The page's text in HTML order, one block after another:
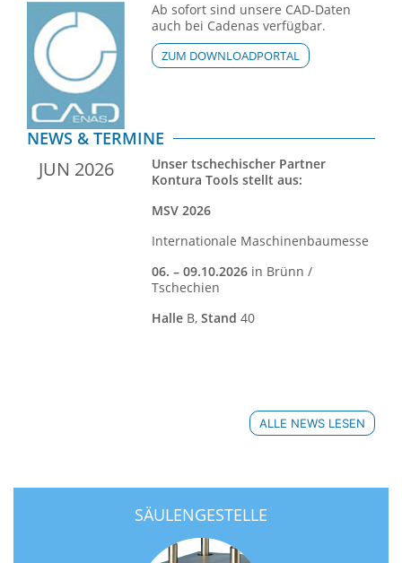
Ab sofort sind unsere CAD-Daten
auch bei Cadenas verfügbar.
ZUM DOWNLOADPORTAL
NEWS & TERMINE
JUN 2026
Unser tschechischer Partner
Kontura Tools stellt aus:
MSV 2026
Internationale Maschinenbaumesse
06. – 09.10.2026 in Brünn /
Tschechien
Halle B,Stand 40
ALLE NEWS LESEN
SÄULENGESTELLE